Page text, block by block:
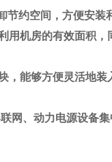
约空间，方便安装
用机房的有效面积，
，能够方便灵活地
网、动力电源设备集